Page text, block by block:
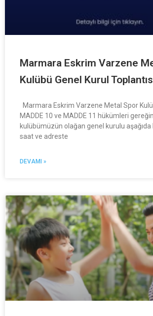
Marmara Eskrim Varzene
Kulübü Genel Kurul
Marmara Eskrim Varzene Metal Spor
MADDE 10 ve MADDE 11 hükümleri
kulübümüzün olağan genel kurulu
saat ve adreste
DEVAMI »